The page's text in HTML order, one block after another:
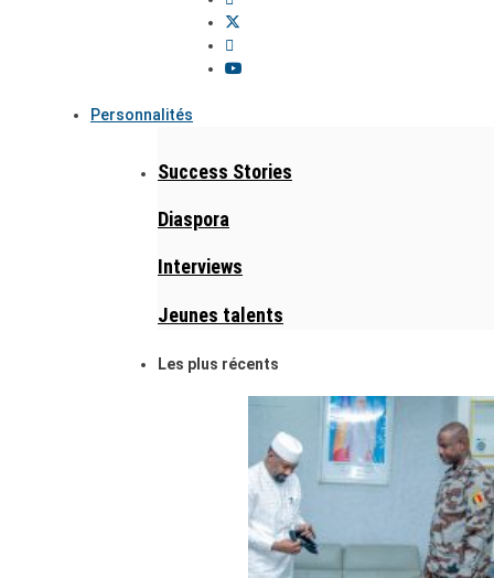
Personnalités
Success Stories
Diaspora
Interviews
Jeunes talents
Les plus récents